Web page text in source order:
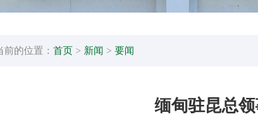
前的位置： 首页 > 新闻 > 要闻
缅甸驻昆总